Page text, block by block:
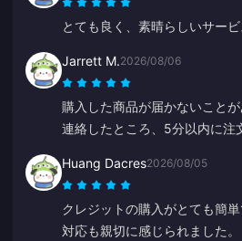
とても良く、素晴らしいサービ
Jarrett M.2026/08/06
購入した商品が届かないこと
連絡したところ、5分以内に注
です。チャージにはここをみん
Huang Dacres2026/08/05
クレジットの購入がとても簡単
対応も親切に感じられました。